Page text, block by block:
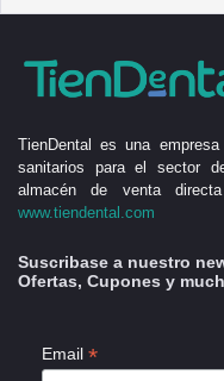
TienDental es una
sanitarios para el sector
almacén de venta
www.tiendental.com
Suscribase a nuestro
Ofertas, Cupones y
Email *